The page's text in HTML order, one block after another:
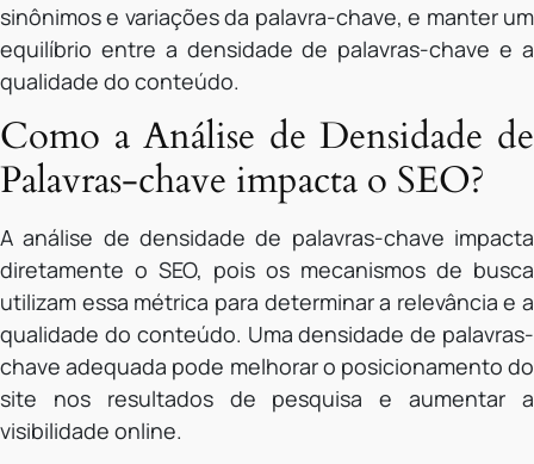
sinônimos e variações da palavra-chave, e manter um
equilíbrio entre a densidade de palavras-chave e a
qualidade do conteúdo.
Como a Análise de Densidade de
Palavras-chave impacta o SEO?
A análise de densidade de palavras-chave impacta
diretamente o SEO, pois os mecanismos de busca
utilizam essa métrica para determinar a relevância e a
qualidade do conteúdo. Uma densidade de palavras-
chave adequada pode melhorar o posicionamento do
site nos resultados de pesquisa e aumentar a
visibilidade online.